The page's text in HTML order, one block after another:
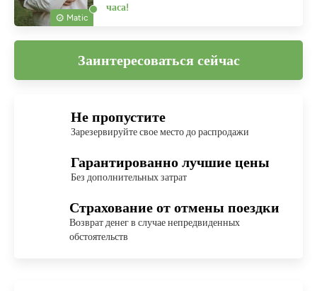
Matic
часа!
Заинтересоваться сейчас
Не пропустите
Зарезервируйте свое место до распродажи
Гарантированно лучшие цены
Без дополнительных затрат
Страхование от отмены поездки
Возврат денег в случае непредвиденных
обстоятельств